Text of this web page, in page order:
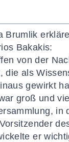
Brumlik
Bakakis:
von der
die als
gewirkt
groß und
er